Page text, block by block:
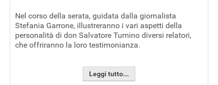
Nel corso della serata, guidata dalla giornalista
Stefania Garrone, illustreranno i vari aspetti della
personalità di don Salvatore Tumino diversi relatori,
che offriranno la loro testimonianza.
Leggi tutto...